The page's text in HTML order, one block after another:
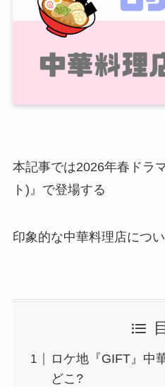
本記事では2026年春ドラ
ト)』で登場する
印象的な中華料理店につ
ロケ地『GIFT』中
どこ?